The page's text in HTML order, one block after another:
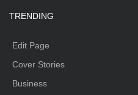
TRENDING
Edit Page
Cover Stories
Business